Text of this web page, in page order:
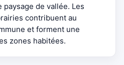
de vallée. Les
contribuent au
et forment une
zones habitées.